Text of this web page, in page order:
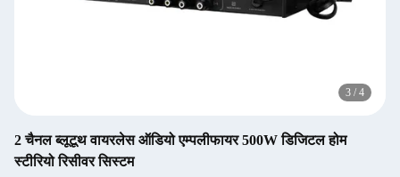
3 / 4
2 चैनल ब्लूटूथ वायरलेस ऑडियो एम्पलीफायर 500W डिजिटल होम
स्टीरियो रिसीवर सिस्टम